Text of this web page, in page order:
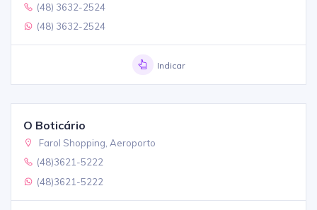
(48) 3632-2524
(48) 3632-2524
Indicar
O Boticário
Farol Shopping, Aeroporto
(48)3621-5222
(48)3621-5222